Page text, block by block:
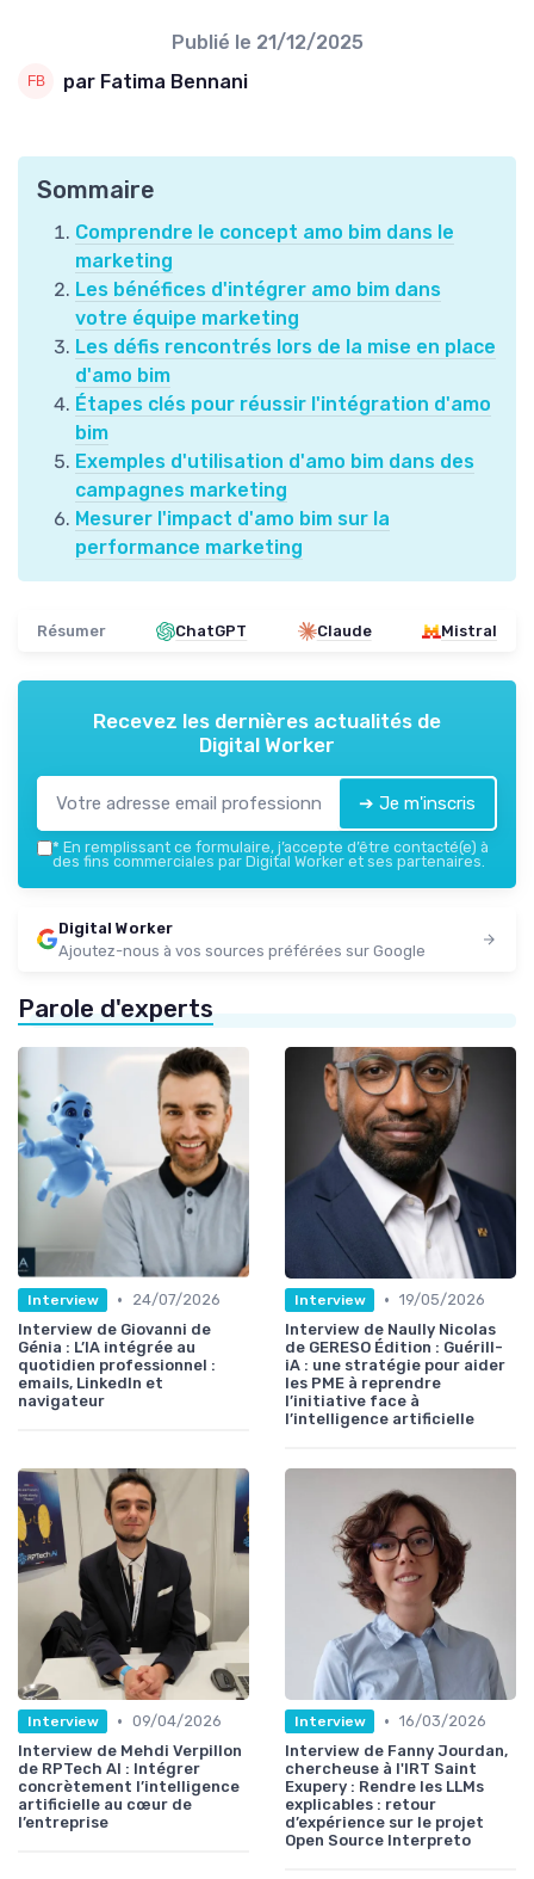
Publié le 21/12/2025
par Fatima Bennani
Sommaire
Comprendre le concept amo bim dans le
marketing
Les bénéfices d'intégrer amo bim dans
votre équipe marketing
Les défis rencontrés lors de la mise en place
d'amo bim
Étapes clés pour réussir l'intégration d'amo
bim
Exemples d'utilisation d'amo bim dans des
campagnes marketing
Mesurer l'impact d'amo bim sur la
performance marketing
Résumer ChatGPT Claude Mistral
Recevez les dernières actualités de
Digital Worker
➔ Je m'inscris
* En remplissant ce formulaire, j’accepte d’être contacté(e) à
des fins commerciales par Digital Worker et ses partenaires.
Digital Worker
Ajoutez-nous à vos sources préférées sur Google
Parole d'experts
Interview •
24/07/2026
Interview de Giovanni de
Génia : L’IA intégrée au
quotidien professionnel :
emails, LinkedIn et
navigateur
Interview • 19/05/2026
Interview de Naully Nicolas
de GERESO Édition : Guérill-
iA : une stratégie pour aider
les PME à reprendre
l’initiative face à
l’intelligence artificielle
Interview • 09/04/2026
Interview de Mehdi Verpillon
de RPTech AI : Intégrer
concrètement l’intelligence
artificielle au cœur de
l’entreprise
Interview • 16/03/2026
Interview de Fanny Jourdan,
chercheuse à l'IRT Saint
Exupery : Rendre les LLMs
explicables : retour
d’expérience sur le projet
Open Source Interpreto